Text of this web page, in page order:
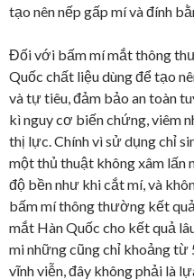
tạo nên nếp gấp mí và đính
Đối với bấm mí mắt thông
Quốc chất liệu dùng để tạo
và tự tiêu, đảm bảo an toàn
kì nguy cơ biến chứng, viêm
thị lực. Chính vì sử dụng chỉ
một thủ thuật không xâm lấn
độ bền như khi cắt mí, và
bấm mí thông thường kết
mắt Hàn Quốc cho kết quả
mi những cũng chỉ khoảng từ
vĩnh viễn, đây không phải là